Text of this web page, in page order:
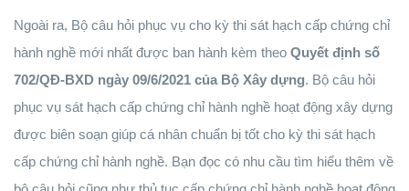
Ngoài ra, Bộ câu hỏi phục vụ cho kỳ thi sát hạch cấp chứng chỉ
hành nghề mới nhất được ban hành kèm theo Quyết định số
702/QĐ-BXD ngày 09/6/2021 của Bộ Xây dựng. Bộ câu hỏi
phục vụ sát hạch cấp chứng chỉ hành nghề hoạt động xây dựng
được biên soạn giúp cá nhân chuẩn bị tốt cho kỳ thi sát hạch
cấp chứng chỉ hành nghề. Bạn đọc có nhu cầu tìm hiểu thêm về